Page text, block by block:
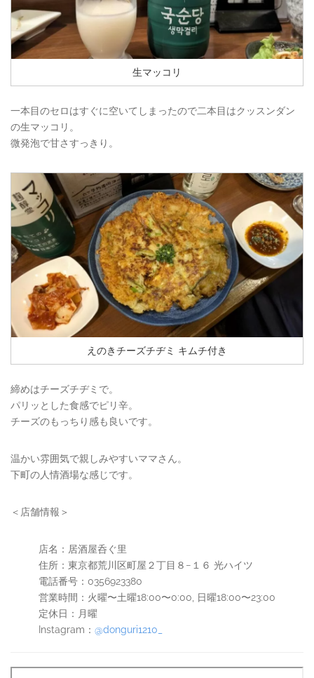
生マッコリ
一本目のセロはすぐに空いてしまったので二本目はクッスンダン
の生マッコリ。
微発泡で甘さすっきり。
えのきチーズチヂミ キムチ付き
締めはチーズチヂミで。
パリッとした食感でピリ辛。
チーズのもっちり感も良いです。
温かい雰囲気で親しみやすいママさん。
下町の人情酒場な感じです。
＜店舗情報＞
店名：居酒屋呑ぐ里
住所：東京都荒川区町屋２丁目８−１６ 光ハイツ
電話番号：0356923380
営業時間：火曜〜土曜18:00〜0:00, 日曜18:00〜23:00
定休日：月曜
Instagram： @donguri1210_